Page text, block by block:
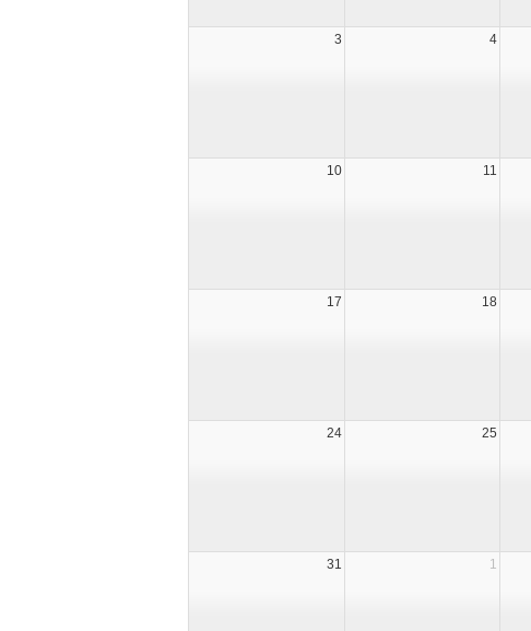
3 4
10 11
17 18
24 25
31 1